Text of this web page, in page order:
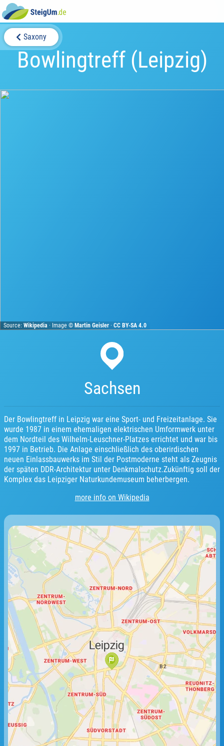
Saxony
Bowlingtreff (Leipzig)
Source:Wikipedia · Image ©Martin Geisler ·CC BY-SA 4.0
Sachsen
Der Bowlingtreff in Leipzig war eine Sport- und Freizeitanlage. Sie
wurde 1987 in einem ehemaligen elektrischen Umformwerk unter
dem Nordteil des Wilhelm-Leuschner-Platzes errichtet und war bis
1997 in Betrieb. Die Anlage einschließlich des oberirdischen
neuen Einlassbauwerks im Stil der Postmoderne steht als Zeugnis
der späten DDR-Architektur unter Denkmalschutz.Zukünftig soll der
Komplex das Leipziger Naturkundemuseum beherbergen.
more info on Wikipedia